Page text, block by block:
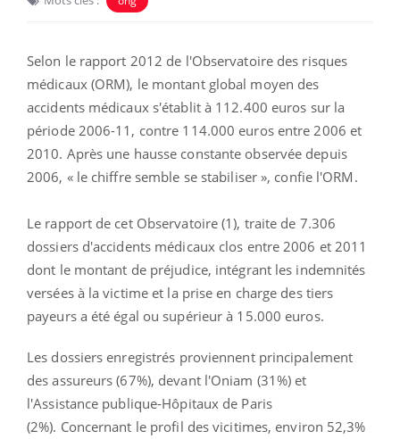
Selon le rapport 2012 de l'Observatoire des risques
médicaux (ORM), le montant global moyen des
accidents médicaux s'établit à 112.400 euros sur la
période 2006-11, contre 114.000 euros entre 2006 et
2010. Après une hausse constante observée depuis
2006, « le chiffre semble se stabiliser », confie l'ORM.
Le rapport de cet Observatoire (1), traite de 7.306
dossiers d'accidents médicaux clos entre 2006 et 2011
dont le montant de préjudice, intégrant les indemnités
versées à la victime et la prise en charge des tiers
payeurs a été égal ou supérieur à 15.000 euros.
Les dossiers enregistrés proviennent principalement
des assureurs (67%), devant l'Oniam (31%) et
l'Assistance publique-Hôpitaux de Paris
(2%). Concernant le profil des vicitimes, environ 52,3%